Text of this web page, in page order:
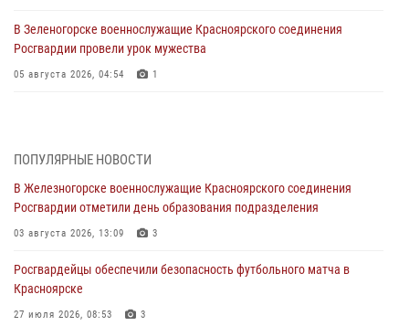
В Зеленогорске военнослужащие Красноярского соединения
Росгвардии провели урок мужества
05 августа 2026, 04:54 1
05 августа 2026, 04:52 1
В Красноярске сотрудники вневедомственной охраны Росгвардии
задержали подозреваемого в серии краж из гипермаркета
04 августа 2026, 09:57
Сотрудники Росгвардии обеспечили общественный порядок во
время проведения экстремального заплыва в Дудинке
04 августа 2026, 08:36
ПОПУЛЯРНЫЕ НОВОСТИ
В Железногорске военнослужащие Красноярского соединения
Росгвардии отметили день образования подразделения
03 августа 2026, 13:09 3
Росгвардейцы обеспечили безопасность футбольного матча в
Красноярске
27 июля 2026, 08:53 3